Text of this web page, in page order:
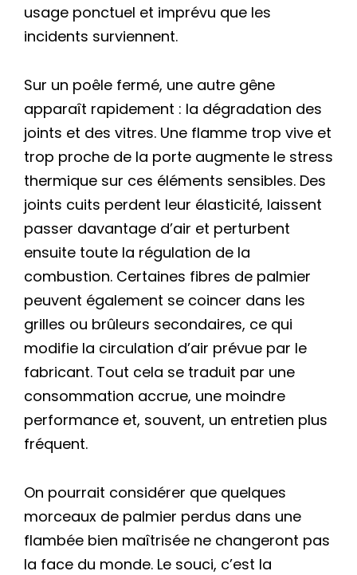
usage ponctuel et imprévu que les
incidents surviennent.
Sur un poêle fermé, une autre gêne
apparaît rapidement : la dégradation des
joints et des vitres. Une flamme trop vive et
trop proche de la porte augmente le stress
thermique sur ces éléments sensibles. Des
joints cuits perdent leur élasticité, laissent
passer davantage d’air et perturbent
ensuite toute la régulation de la
combustion. Certaines fibres de palmier
peuvent également se coincer dans les
grilles ou brûleurs secondaires, ce qui
modifie la circulation d’air prévue par le
fabricant. Tout cela se traduit par une
consommation accrue, une moindre
performance et, souvent, un entretien plus
fréquent.
On pourrait considérer que quelques
morceaux de palmier perdus dans une
flambée bien maîtrisée ne changeront pas
la face du monde. Le souci, c’est la